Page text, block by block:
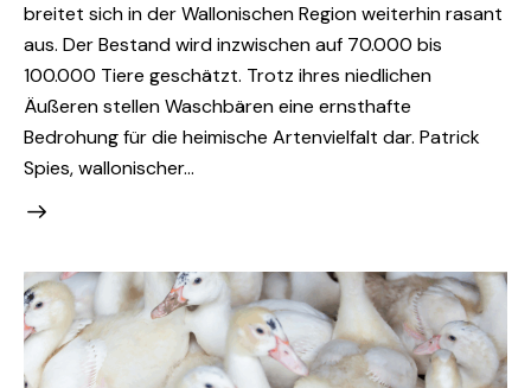
breitet sich in der Wallonischen Region weiterhin rasant
aus. Der Bestand wird inzwischen auf 70.000 bis
100.000 Tiere geschätzt. Trotz ihres niedlichen
Äußeren stellen Waschbären eine ernsthafte
Bedrohung für die heimische Artenvielfalt dar. Patrick
Spies, wallonischer…